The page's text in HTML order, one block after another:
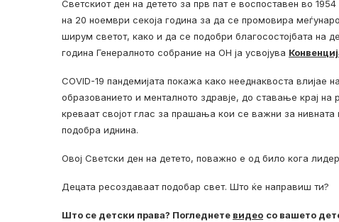
Светскиот ден на детето за прв пат е воспоставен во 1954
на 20 ноември секоја година за да се промовира
ширум светот, како и да се подобри благосостојбата на
година Генералното собрание на ОН ја усвојува
COVID-19 пандемијата покажа како нееднаквоста влијае
образованието и менталното здравје, до ставање крај
креваат својот глас за прашања кои се важни за нивната
подобра иднина.
Овој Светски ден на детето, поважно е од било кога
Децата ресоздаваат подобар свет. Што ќе направиш ти?
Што се детски права? Погледнете видео со вашето